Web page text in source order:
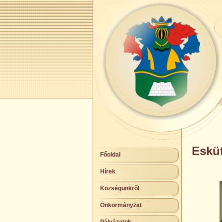
Főoldal
Hírek
Községünkről
Önkormányzat